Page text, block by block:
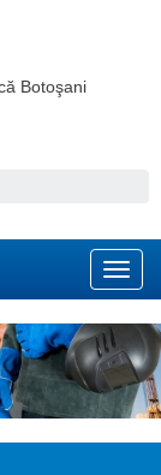
Botoşani